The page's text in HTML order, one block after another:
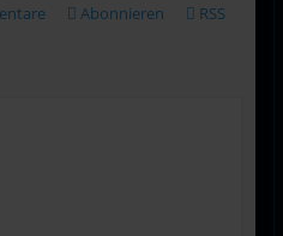
Abonnieren RSS